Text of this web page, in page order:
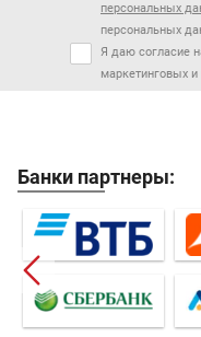
персональных
персональных
Я даю согласие
маркетинговых
Банки партнеры: